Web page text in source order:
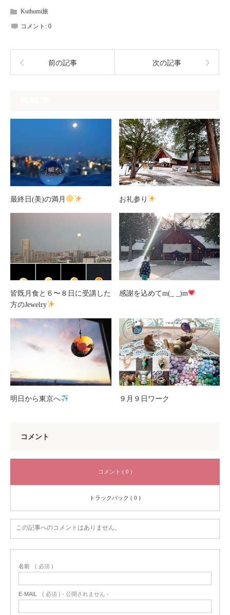
Kuthumi旅
コメント: 0
前の記事 次の記事
最終日(美)の満月 お礼参り
皆既月食と６〜８日に受講した
方のJewelry
感謝を込めてm(_ _)m
明日から東京へ ９月９日ワーク
コメント
コメント ( 0 )
トラックバック ( 0 )
この記事へのコメントはありません。
名前 ( 必須 )
E-MAIL ( 必須 ) - 公開されません -